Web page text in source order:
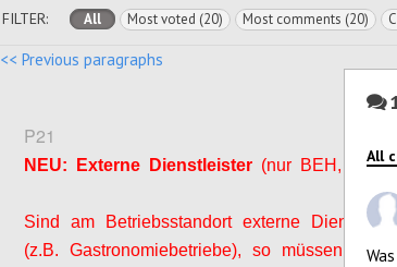
FILTER: All Most voted (20) Most comments (20)
<< Previous paragraphs
P21
NEU: Externe Dienstleister (nur BEH, TAG
Sind am Betriebsstandort externe
(z.B. Gastronomiebetriebe), so müssen
All